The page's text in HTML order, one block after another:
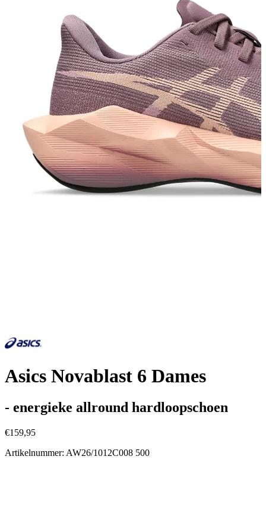
Asics Novablast 6 Dames
- energieke allround hardloopschoen
€159,95
Artikelnummer: AW26/1012C008 500